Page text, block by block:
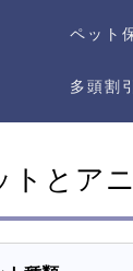
ペット
多頭割
トとア